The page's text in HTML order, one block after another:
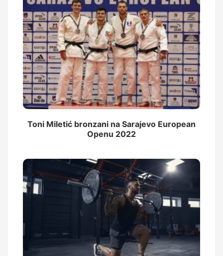
Toni Miletić bronzani na Sarajevo European
Openu 2022